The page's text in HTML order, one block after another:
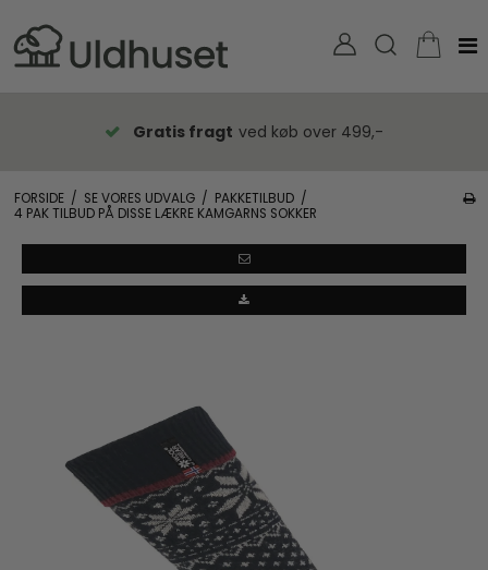
Gratis fragt ved køb over 499,-
FORSIDE / SE VORES UDVALG / PAKKETILBUD /
4 PAK TILBUD PÅ DISSE LÆKRE KAMGARNS SOKKER